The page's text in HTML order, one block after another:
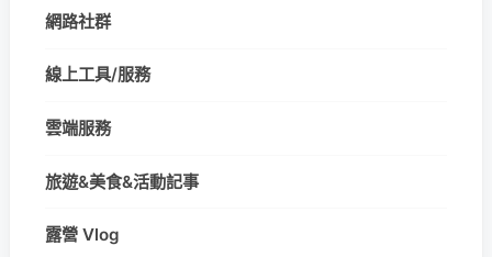
網路社群
線上工具/服務
雲端服務
旅遊&美食&活動記事
露營 Vlog